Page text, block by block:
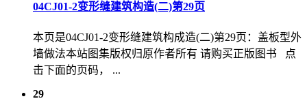
04CJ01-2变形缝建筑构造(二)第29页
本页是04CJ01-2变形缝建筑构成造(二)第29页：盖板型外
墙做法本站图集版权归原作者所有 请购买正版图书 点
击下面的页码， ...
29